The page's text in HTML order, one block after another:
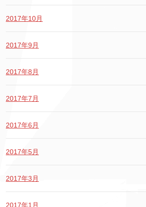
2017年10月
2017年9月
2017年8月
2017年7月
2017年6月
2017年5月
2017年3月
2017年1月